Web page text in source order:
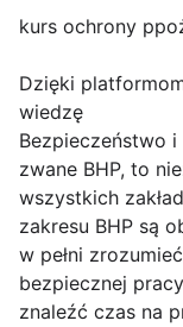
kurs ochrony
Dzięki
wiedzę
Bezpieczeństwo
zwane BHP, to
wszystkich
zakresu BHP są
w pełni
bezpiecznej
znaleźć czas na